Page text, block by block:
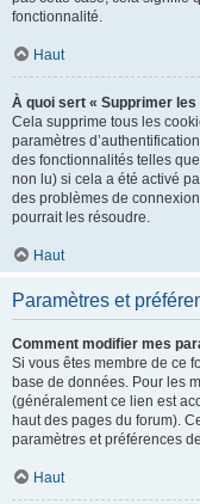
fonctionnalité.
Haut
À quoi sert « Supprimer
Cela supprime tous les
paramètres
des fonctionnalités telles
non lu) si cela a été activé
des problèmes de
pourrait les résoudre.
Haut
Paramètres et
Comment modifier mes
Si vous êtes membre de ce
base de données. Pour les
(généralement ce lien est
haut des pages du forum).
paramètres et préférences
Haut